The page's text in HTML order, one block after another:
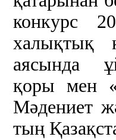
конкурс
халықтық
аясында
қоры мен
Мәдениет
тың